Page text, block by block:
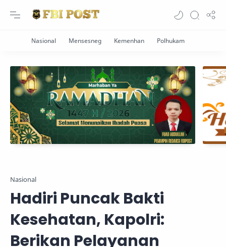
Nasional
Hadiri Puncak Bakti
Kesehatan, Kapolri:
Berikan Pelayanan